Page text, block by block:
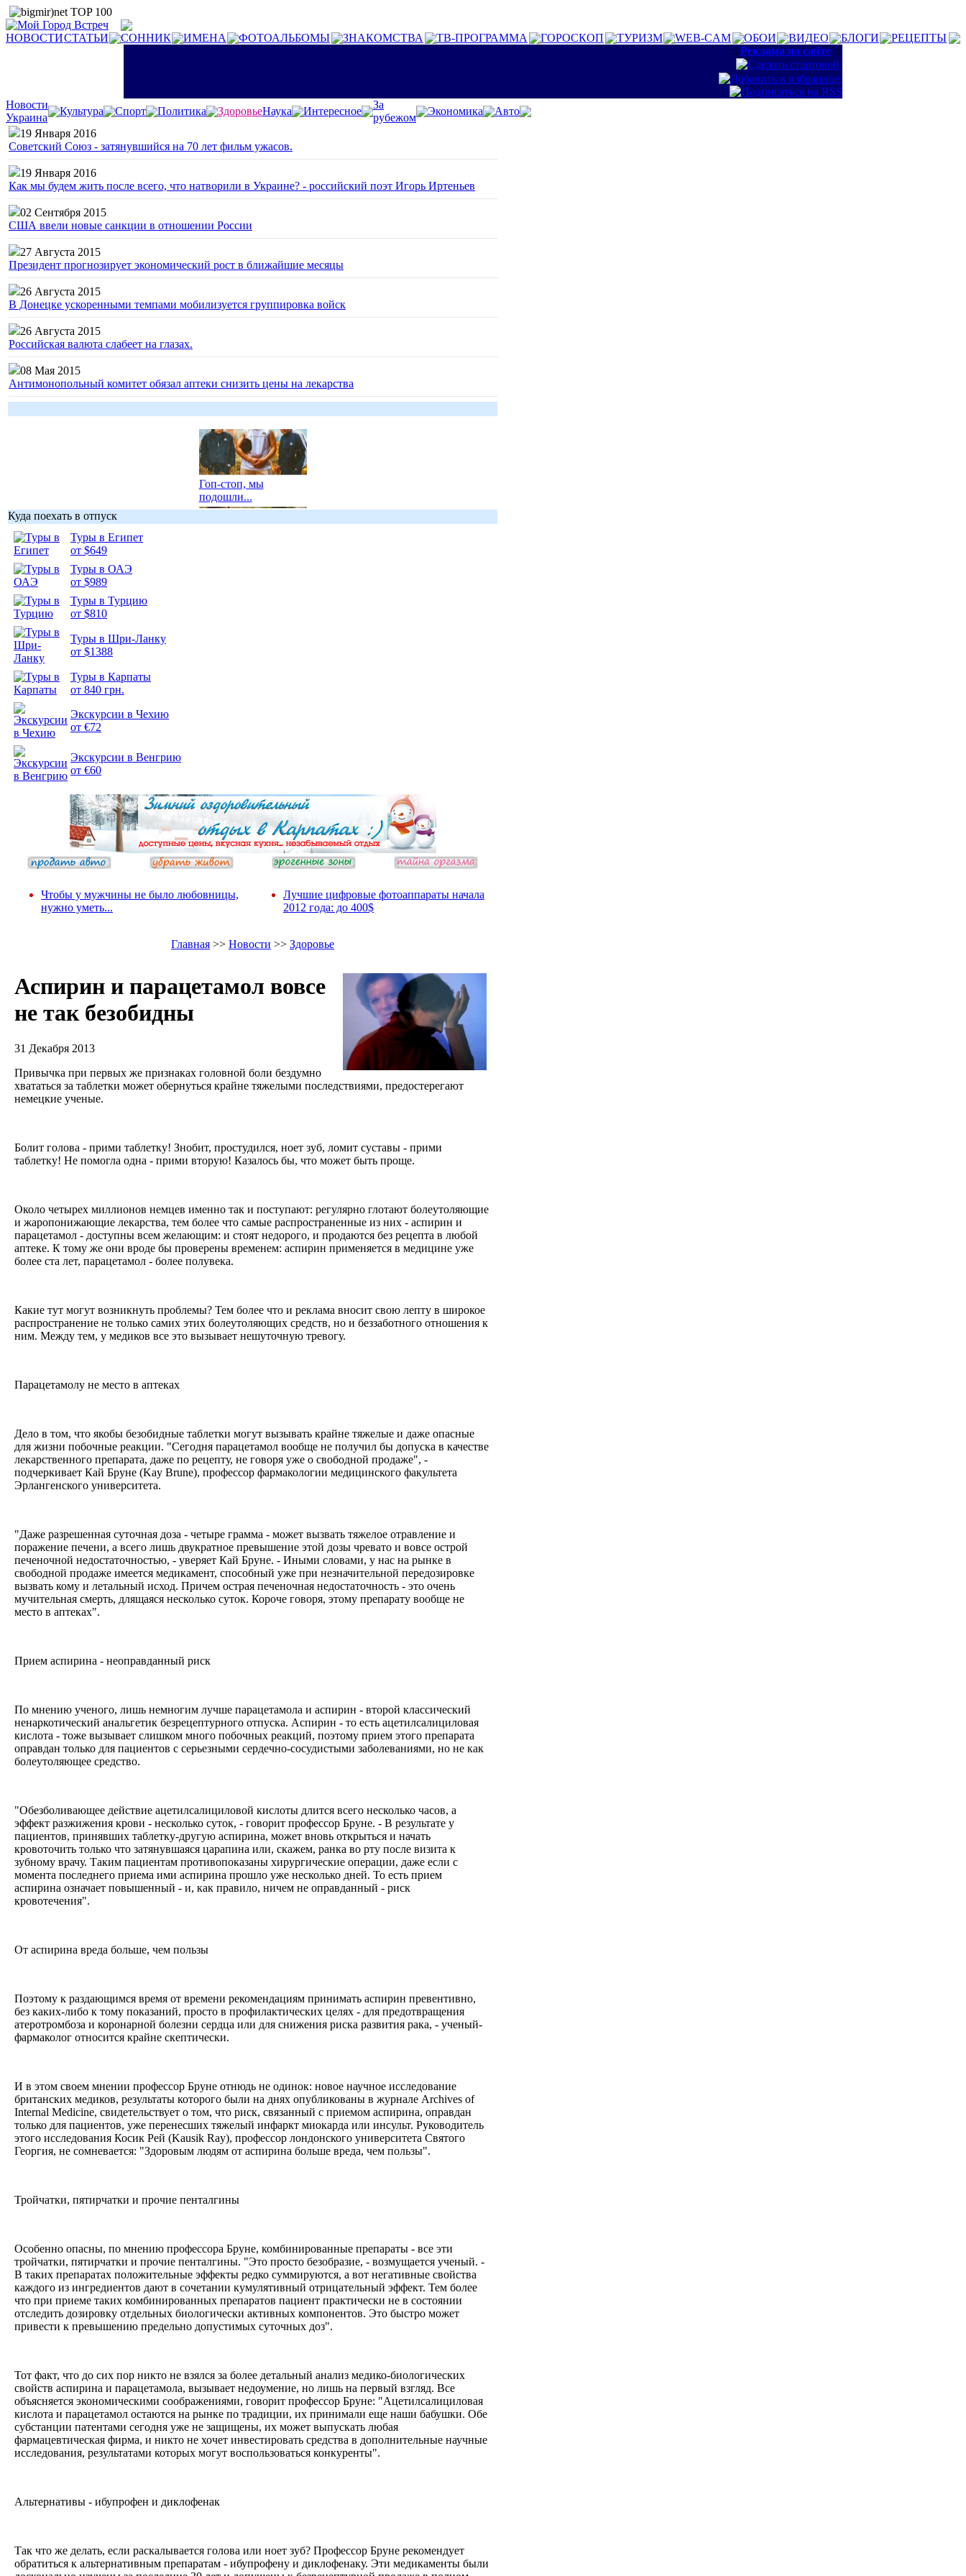
НОВОСТИСТАТЬИ СОННИК ИМЕНА ФОТОАЛЬБОМЫ ЗНАКОМСТВА ТВ-ПРОГРАММА ГОРОСКОП ТУРИЗМ WEB-CAM ОБОИ ВИДЕО БЛОГИ
РЕЦЕПТЫ
:: Реклама на сайте ::
Новости
Украина
Культура Спорт Политика ЗдоровьеНаука Интересное
За
рубежом
Экономика
Авто
19 Января 2016
Советский Союз - затянувшийся на 70 лет фильм ужасов.
19 Января 2016
Как мы будем жить после всего, что натворили в Украине? - российский поэт Игорь Иртеньев
02 Сентября 2015
США ввели новые санкции в отношении России
27 Августа 2015
Президент прогнозирует экономический рост в ближайшие месяцы
26 Августа 2015
В Донецке ускоренными темпами мобилизуется группировка войск
26 Августа 2015
Российская валюта слабеет на глазах.
08 Мая 2015
Антимонопольный комитет обязал аптеки снизить цены на лекарства
Гоп-стоп, мы
подошли...
Куда поехать в отпуск
Туры в Египет
от $649
Туры в ОАЭ
от $989
Туры в Турцию
от $810
Туры в Шри-Ланку
от $1388
Туры в Карпаты
от 840 грн.
Экскурсии в Чехию
от €72
Экскурсии в Венгрию
от €60
Чтобы у мужчины не было любовницы,
нужно уметь...
Лучшие цифровые фотоаппараты начала
2012 года: до 400$
Главная >> Новости >> Здоровье
Аспирин и парацетамол вовсе
не так безобидны
31 Декабря 2013
Привычка при первых же признаках головной боли бездумно
хвататься за таблетки может обернуться крайне тяжелыми последствиями, предостерегают
немецкие ученые.
Болит голова - прими таблетку! Знобит, простудился, ноет зуб, ломит суставы - прими
таблетку! Не помогла одна - прими вторую! Казалось бы, что может быть проще.
Около четырех миллионов немцев именно так и поступают: регулярно глотают болеутоляющие
и жаропонижающие лекарства, тем более что самые распространенные из них - аспирин и
парацетамол - доступны всем желающим: и стоят недорого, и продаются без рецепта в любой
аптеке. К тому же они вроде бы проверены временем: аспирин применяется в медицине уже
более ста лет, парацетамол - более полувека.
Какие тут могут возникнуть проблемы? Тем более что и реклама вносит свою лепту в широкое
распространение не только самих этих болеутоляющих средств, но и беззаботного отношения к
ним. Между тем, у медиков все это вызывает нешуточную тревогу.
Парацетамолу не место в аптеках
Дело в том, что якобы безобидные таблетки могут вызывать крайне тяжелые и даже опасные
для жизни побочные реакции. "Сегодня парацетамол вообще не получил бы допуска в качестве
лекарственного препарата, даже по рецепту, не говоря уже о свободной продаже", -
подчеркивает Кай Бруне (Kay Brune), профессор фармакологии медицинского факультета
Эрлангенского университета.
"Даже разрешенная суточная доза - четыре грамма - может вызвать тяжелое отравление и
поражение печени, а всего лишь двукратное превышение этой дозы чревато и вовсе острой
печеночной недостаточностью, - уверяет Кай Бруне. - Иными словами, у нас на рынке в
свободной продаже имеется медикамент, способный уже при незначительной передозировке
вызвать кому и летальный исход. Причем острая печеночная недостаточность - это очень
мучительная смерть, длящаяся несколько суток. Короче говоря, этому препарату вообще не
место в аптеках".
Прием аспирина - неоправданный риск
По мнению ученого, лишь немногим лучше парацетамола и аспирин - второй классический
ненаркотический анальгетик безрецептурного отпуска. Аспирин - то есть ацетилсалициловая
кислота - тоже вызывает слишком много побочных реакций, поэтому прием этого препарата
оправдан только для пациентов с серьезными сердечно-сосудистыми заболеваниями, но не как
болеутоляющее средство.
"Обезболивающее действие ацетилсалициловой кислоты длится всего несколько часов, а
эффект разжижения крови - несколько суток, - говорит профессор Бруне. - В результате у
пациентов, принявших таблетку-другую аспирина, может вновь открыться и начать
кровоточить только что затянувшаяся царапина или, скажем, ранка во рту после визита к
зубному врачу. Таким пациентам противопоказаны хирургические операции, даже если с
момента последнего приема ими аспирина прошло уже несколько дней. То есть прием
аспирина означает повышенный - и, как правило, ничем не оправданный - риск
кровотечения".
От аспирина вреда больше, чем пользы
Поэтому к раздающимся время от времени рекомендациям принимать аспирин превентивно,
без каких-либо к тому показаний, просто в профилактических целях - для предотвращения
атеротромбоза и коронарной болезни сердца или для снижения риска развития рака, - ученый-
фармаколог относится крайне скептически.
И в этом своем мнении профессор Бруне отнюдь не одинок: новое научное исследование
британских медиков, результаты которого были на днях опубликованы в журнале Archives of
Internal Medicine, свидетельствует о том, что риск, связанный с приемом аспирина, оправдан
только для пациентов, уже перенесших тяжелый инфаркт миокарда или инсульт. Руководитель
этого исследования Косик Рей (Kausik Ray), профессор лондонского университета Святого
Георгия, не сомневается: "Здоровым людям от аспирина больше вреда, чем пользы".
Тройчатки, пятирчатки и прочие пенталгины
Особенно опасны, по мнению профессора Бруне, комбинированные препараты - все эти
тройчатки, пятирчатки и прочие пенталгины. "Это просто безобразие, - возмущается ученый. -
В таких препаратах положительные эффекты редко суммируются, а вот негативные свойства
каждого из ингредиентов дают в сочетании кумулятивный отрицательный эффект. Тем более
что при приеме таких комбинированных препаратов пациент практически не в состоянии
отследить дозировку отдельных биологически активных компонентов. Это быстро может
привести к превышению предельно допустимых суточных доз".
Тот факт, что до сих пор никто не взялся за более детальный анализ медико-биологических
свойств аспирина и парацетамола, вызывает недоумение, но лишь на первый взгляд. Все
объясняется экономическими соображениями, говорит профессор Бруне: "Ацетилсалициловая
кислота и парацетамол остаются на рынке по традиции, их принимали еще наши бабушки. Обе
субстанции патентами сегодня уже не защищены, их может выпускать любая
фармацевтическая фирма, и никто не хочет инвестировать средства в дополнительные научные
исследования, результатами которых могут воспользоваться конкуренты".
Альтернативы - ибупрофен и диклофенак
Так что же делать, если раскалывается голова или ноет зуб? Профессор Бруне рекомендует
обратиться к альтернативным препаратам - ибупрофену и диклофенаку. Эти медикаменты были